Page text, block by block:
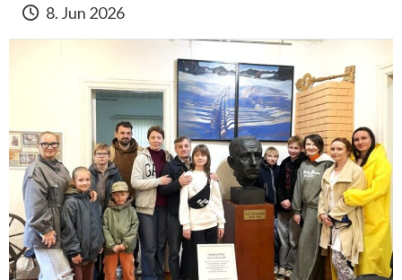
8. Jun 2026